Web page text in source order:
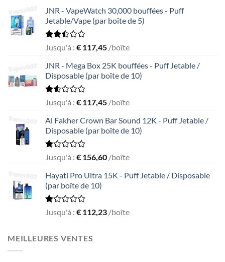
JNR - VapeWatch 30,000 bouffées - Puff
Jetable/Vape (par boîte de 5)
Rated
out
of 5
Jusqu'à : € 117,45 /boîte
JNR - Mega Box 25K bouffées - Puff Jetable /
Disposable (par boîte de 10)
Rated
out
of
5
Jusqu'à : € 117,45 /boîte
Al Fakher Crown Bar Sound 12K - Puff Jetable /
Disposable (par boîte de 10)
Rated
out
of
5
Jusqu'à : € 156,60 /boîte
Hayati Pro Ultra 15K - Puff Jetable / Disposable
(par boîte de 10)
Rated
of
5
Jusqu'à : € 112,23 /boîte
MEILLEURES VENTES